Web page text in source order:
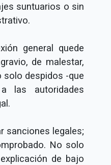
suntuarios o sin
general quede
de malestar,
solo despidos -que
las autoridades
sanciones legales;
No solo
de bajo